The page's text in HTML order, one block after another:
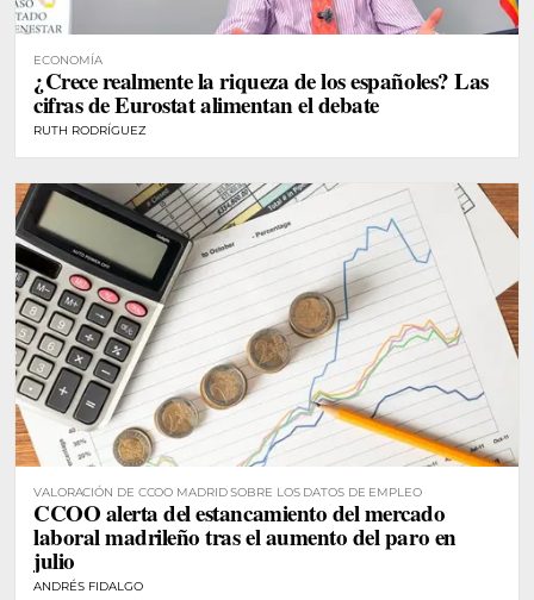
ECONOMÍA
¿Crece realmente la riqueza de los españoles? Las
cifras de Eurostat alimentan el debate
RUTH RODRÍGUEZ
VALORACIÓN DE CCOO MADRID SOBRE LOS DATOS DE EMPLEO
CCOO alerta del estancamiento del mercado
laboral madrileño tras el aumento del paro en
julio
ANDRÉS FIDALGO